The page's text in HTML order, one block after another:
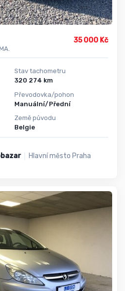
35 000 Kč
Stav tachometru
320 274 km
Převodovka/pohon
Manuální/Přední
Země původu
Belgie
Hlavní město Praha